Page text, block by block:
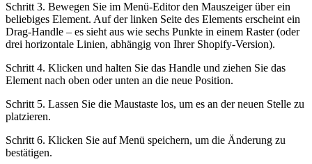
Schritt 3. Bewegen Sie im Menü-Editor den Mauszeiger über ein
beliebiges Element. Auf der linken Seite des Elements erscheint ein
Drag-Handle – es sieht aus wie sechs Punkte in einem Raster (oder
drei horizontale Linien, abhängig von Ihrer Shopify-Version).
Schritt 4. Klicken und halten Sie das Handle und ziehen Sie das
Element nach oben oder unten an die neue Position.
Schritt 5. Lassen Sie die Maustaste los, um es an der neuen Stelle zu
platzieren.
Schritt 6. Klicken Sie aufMenü speichern, um die Änderung zu
bestätigen.